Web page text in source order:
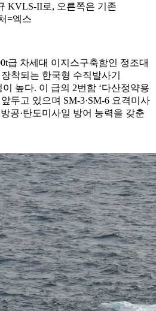
KVLS-II로, 오른쪽은 기존
=엑스
급 차세대 이지스구축함인 정조대
착되는 한국형 수직발사기
높다. 이 급의 2번함 ‘다산정약용
두고 있으며 SM-3·SM-6 요격미사
공·탄도미사일 방어 능력을 갖춘